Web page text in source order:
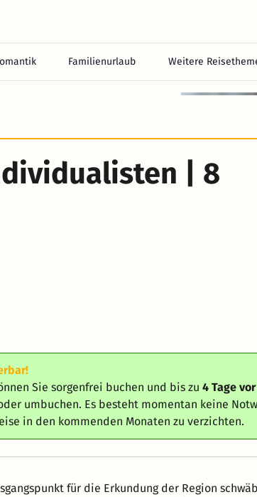
Familienurlaub Weitere
| 8
Sie sorgenfrei buchen und bis zu4 Tage
umbuchen. Es besteht momentan keine
in den kommenden Monaten zu verzichten.
für die Erkundung der Region